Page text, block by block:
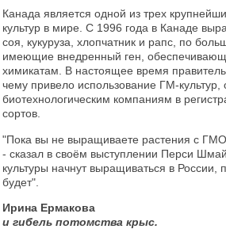
Канада является одной из трех
культур в мире. С 1996 года в Канаде
соя, кукуруза, хлопчатник и рапс, по
имеющие внедренный ген,
химикатам. В настоящее время
чему привело использование ГМ-культур,
биотехнологическим компаниям в
сортов.
"Пока вы не выращиваете растения с
- сказал в своём выступлении Перси
культуры начнут выращиваться в России,
будет".
Ирина Ермакова
и гибель потомства крыс.